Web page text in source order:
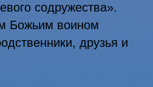
содружества».
Божьим воином
друзья и